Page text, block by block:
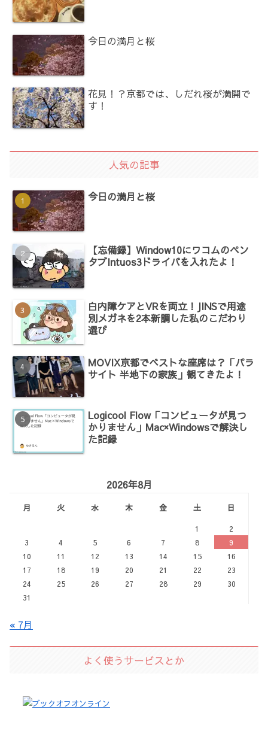
今日の満月と桜
花見！？京都では、しだれ桜が満開で
す！
人気の記事
今日の満月と桜
【忘備録】Window10にワコムのペン
タブIntuos3ドライバを入れたよ！
白内障ケアとVRを両立！JINSで用途
別メガネを2本新調した私のこだわり
選び
MOVIX京都でベストな座席は？「パラ
サイト 半地下の家族」観てきたよ！
Logicool Flow「コンピュータが見つ
かりません」Mac×Windowsで解決し
た記録
2026年8月
月 火 水 木 金 土 日
1
2
3
4 5 6 7 8
9
10
11 12 13 14 15
16
17
18 19 20 21 22
23
24
25 26 27 28 29
30
31
« 7月
よく使うサービスとか